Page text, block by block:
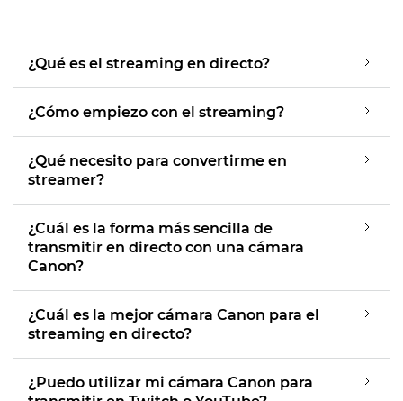
¿Qué es el streaming en directo?
¿Cómo empiezo con el streaming?
¿Qué necesito para convertirme en
streamer?
¿Cuál es la forma más sencilla de
transmitir en directo con una cámara
Canon?
¿Cuál es la mejor cámara Canon para el
streaming en directo?
¿Puedo utilizar mi cámara Canon para